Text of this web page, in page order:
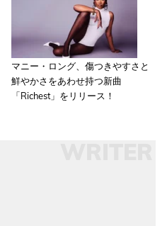
マニー・ロング、傷つきやすさと
鮮やかさをあわせ持つ新曲
「Richest」をリリース！